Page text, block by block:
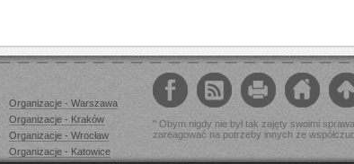
Organizacje - Warszawa
Organizacje - Kraków
Organizacje - Wrocław
Organizacje - Katowice
" Obym nigdy nie był tak zajęty swoimi
zareagować na potrzeby innych ze